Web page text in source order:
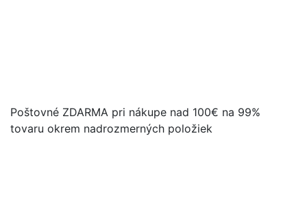
Poštovné ZDARMA pri nákupe nad 100€ na 99%
tovaru okrem nadrozmerných položiek